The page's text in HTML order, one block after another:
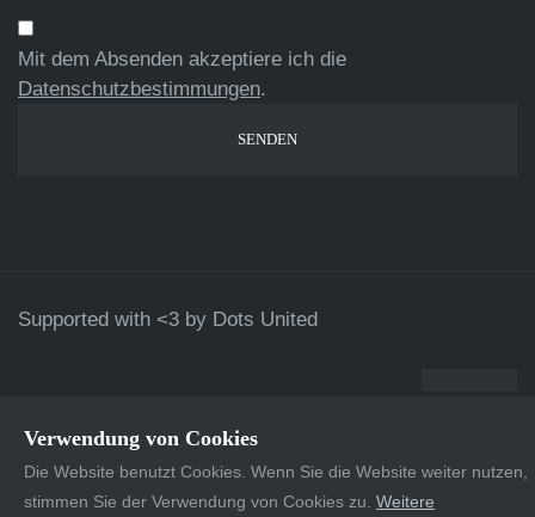
Mit dem Absenden akzeptiere ich die
Datenschutzbestimmungen.
Supported with <3 by Dots United
Verwendung von Cookies
Die Website benutzt Cookies. Wenn Sie die Website weiter nutzen,
stimmen Sie der Verwendung von Cookies zu. Weitere